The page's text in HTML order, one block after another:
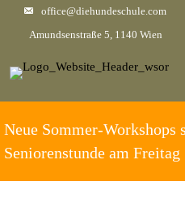
office@diehundeschule.com
Amundsenstraße 5, 1140 Wien
Neue Sommer-Workshops
Seniorenstunde am